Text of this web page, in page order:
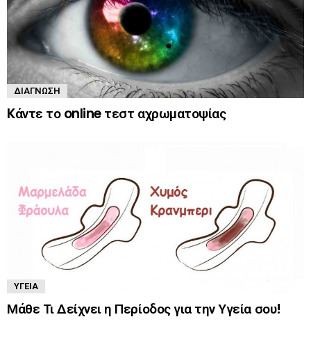
ΔΙΆΓΝΩΣΗ
Kάντε το online τεστ αχρωματοψίας
ΥΓΕΊΑ
Μάθε Τι Δείχνει η Περίοδος για την Υγεία σου!